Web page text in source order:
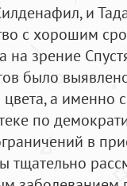
и
с хорошим
на зрение
было
а именно
по
в